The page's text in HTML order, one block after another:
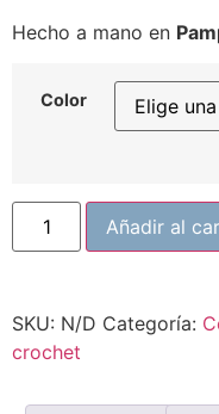
Hecho a mano en
Color
Añadir al
SKU: N/D Categoría:
crochet